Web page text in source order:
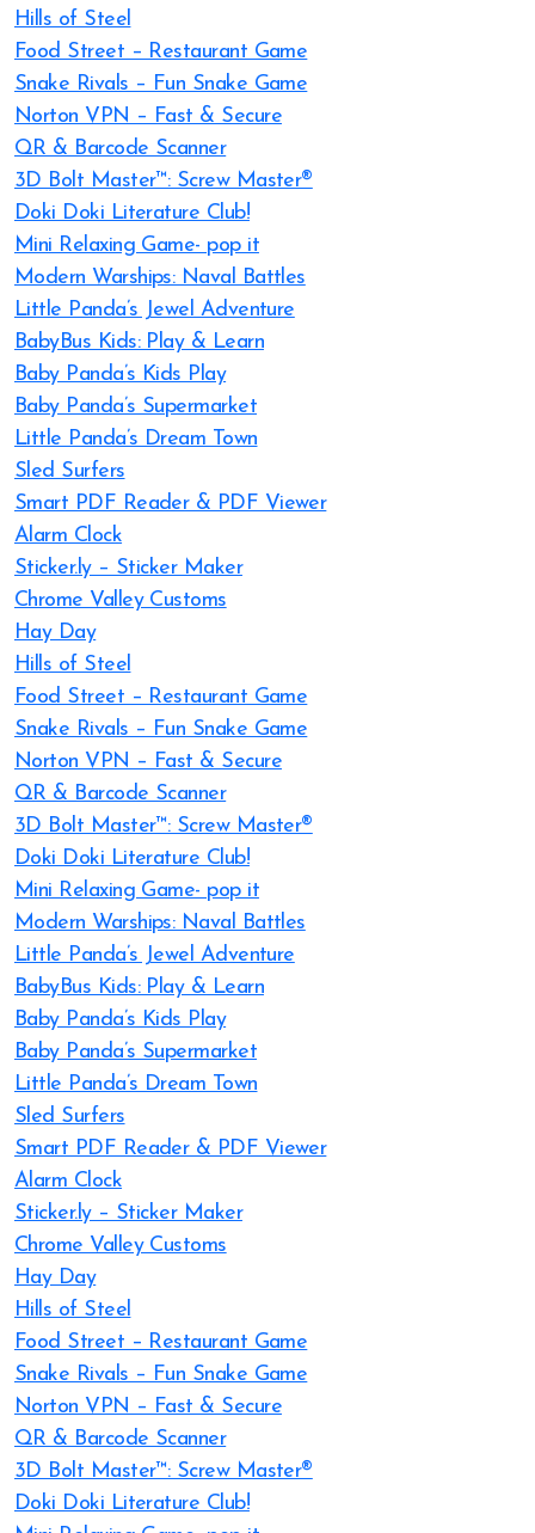
Hills of Steel
Food Street – Restaurant Game
Snake Rivals – Fun Snake Game
Norton VPN – Fast & Secure
QR & Barcode Scanner
3D Bolt Master™: Screw Master®
Doki Doki Literature Club!
Mini Relaxing Game- pop it
Modern Warships: Naval Battles
Little Panda’s Jewel Adventure
BabyBus Kids: Play & Learn
Baby Panda’s Kids Play
Baby Panda’s Supermarket
Little Panda’s Dream Town
Sled Surfers
Smart PDF Reader & PDF Viewer
Alarm Clock
Sticker.ly – Sticker Maker
Chrome Valley Customs
Hay Day
Hills of Steel
Food Street – Restaurant Game
Snake Rivals – Fun Snake Game
Norton VPN – Fast & Secure
QR & Barcode Scanner
3D Bolt Master™: Screw Master®
Doki Doki Literature Club!
Mini Relaxing Game- pop it
Modern Warships: Naval Battles
Little Panda’s Jewel Adventure
BabyBus Kids: Play & Learn
Baby Panda’s Kids Play
Baby Panda’s Supermarket
Little Panda’s Dream Town
Sled Surfers
Smart PDF Reader & PDF Viewer
Alarm Clock
Sticker.ly – Sticker Maker
Chrome Valley Customs
Hay Day
Hills of Steel
Food Street – Restaurant Game
Snake Rivals – Fun Snake Game
Norton VPN – Fast & Secure
QR & Barcode Scanner
3D Bolt Master™: Screw Master®
Doki Doki Literature Club!